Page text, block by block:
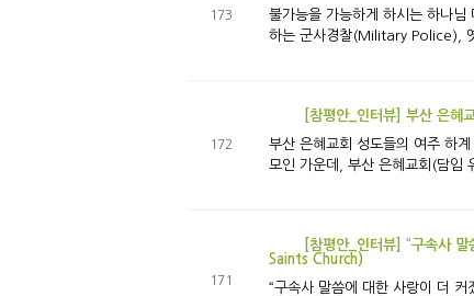
173
불가능을 가능하게 하시는 하나님 대학교 졸업 후 입대해 올해로 13년째 군(軍) 복무 중입니다. 부대 내 사고 예방, 수사, 군 기강 확립 활동, 특수임무대 운용 등의 역할을
하는 군사경찰(Military Police),
172
[참평안_인터뷰] 부산 은혜
부산 은혜교회 성도들의 여주 하계 대성회 어느 때보다 뜨거웠던 평강 성도들의 ‘초막절’인 2023년 하계 대성회. 국내와 해외의 형제교회 성
모인 가운데, 부산 은혜교회(담임
171
[참평안_인터뷰] “구속사 말씀에 대한 사랑이 더 커졌습니다” - 필리
Saints Church)
“구속사 말씀에 대한 사랑이 더 커졌습니다” 필리핀에서 온 허버트 루자노(P.Herbert Luzano) 목사 마닐라 BTS교회(Brethrens